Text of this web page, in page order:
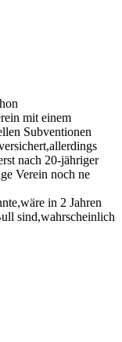
mit einem
Subventionen
nach 20-jähriger
Verein noch ne
in 2 Jahren
sind,wahrscheinlich